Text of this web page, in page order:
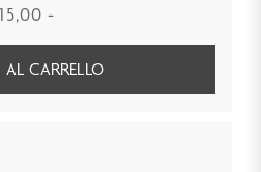
15,00 -
CARRELLO